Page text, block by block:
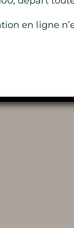
LA
LA
pour un
lueur de la
guide. Au
de lumières
univers
en ligne